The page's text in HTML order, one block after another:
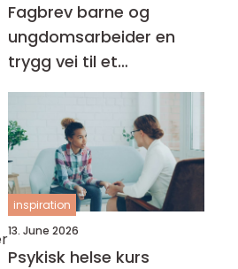
Fagbrev barne og
ungdomsarbeider en
trygg vei til et
meningsfullt yrke
inspiration
13. June 2026
Psykisk helse kurs